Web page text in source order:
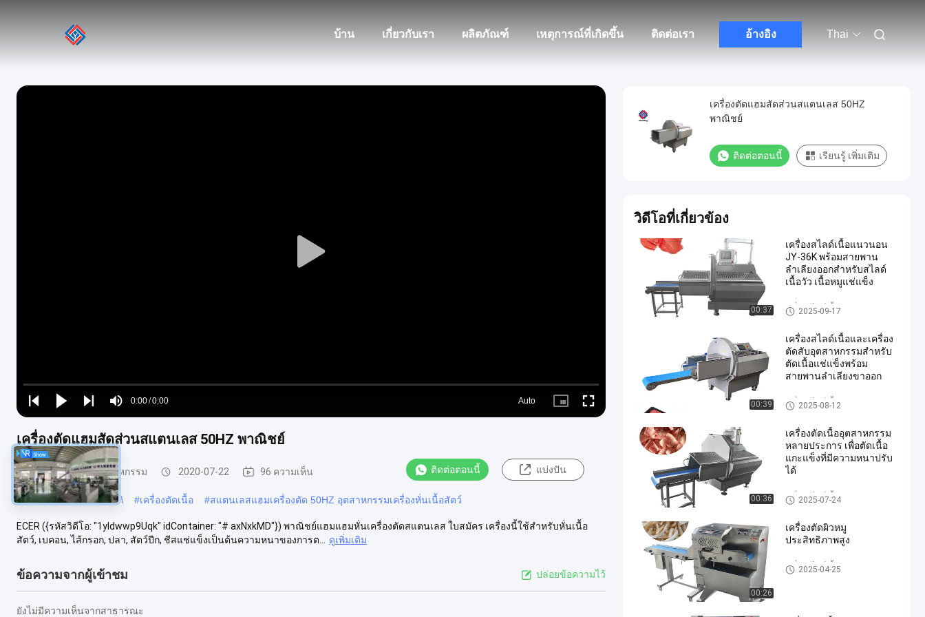
บ้าน เกี่ยวกับเรา ผลิตภัณฑ์ เหตุการณ์ที่เกิดขึ้น ติดต่อเรา อ้างอิง Thai
Play
Play
Play
Play
Mute
Time
0:00/0:00
Loaded:
0%
Auto
Picture- Fullscreen
เครื่องตัดแฮมสัดส่วนสแตนเลส 50HZ พาณิชย์
เครื่องสไลด์เนื้ออุตสาหกรรม 2020-07-22 96 ความเห็น ติดต่อตอนนี้ แบ่งปัน
#เครื่องสไลด์เนื้ออัตโนมัติ #เครื่องตัดเนื้อ #สแตนเลสแฮมเครื่องตัด 50HZ อุตสาหกรรมเครื่องหั่นเนื้อสัตว์
ECER ({รหัสวิดีโอ: "1yldwwp9Uqk" idContainer: "# axNxkMD"}) พาณิชย์แฮมแฮมหั่นเครื่องตัดสแตนเลส ใบสมัคร เครื่องนี้ใช้สำหรับหั่นเนื้อ
สัตว์, เบคอน, ไส้กรอก, ปลา, สัตว์ปีก, ชีสแช่แข็งเป็นต้นความหนาของการต...
ดูเพิ่มเติม
ข้อความจากผู้เข้าชม ปล่อยข้อความไว้
ยังไม่มีความเห็นจากสาธารณะ
เครื่องตัดแฮมสัดส่วนสแตนเลส 50HZ
พาณิชย์
ติดต่อตอนนี้ เรียนรู้ เพิ่มเติม
วิดีโอที่เกี่ยวข้อง
00:37
เครื่องสไลด์เนื้อแนวนอน
JY-36K พร้อมสายพาน
ลำเลียงออกสำหรับสไลด์
เนื้อวัว เนื้อหมูแช่แข็ง
เครื่องสไลด์เนื้ออุตสาหกรรม
2025-09-17
00:39
เครื่องสไลด์เนื้อและเครื่อง
ตัดสับอุตสาหกรรมสำหรับ
ตัดเนื้อแช่แข็งพร้อม
สายพานลำเลียงขาออก
เครื่องสไลด์เนื้ออุตสาหกรรม
2025-08-12
00:36
เครื่องตัดเนื้ออุตสาหกรรม
หลายประการ เพื่อตัดเนื้อ
แกะแข็งที่มีความหนาปรับ
ได้
เครื่องสไลด์เนื้ออุตสาหกรรม
2025-07-24
00:26
เครื่องตัดผิวหมู
ประสิทธิภาพสูง
เครื่องสไลด์เนื้ออุตสาหกรรม
2025-04-25